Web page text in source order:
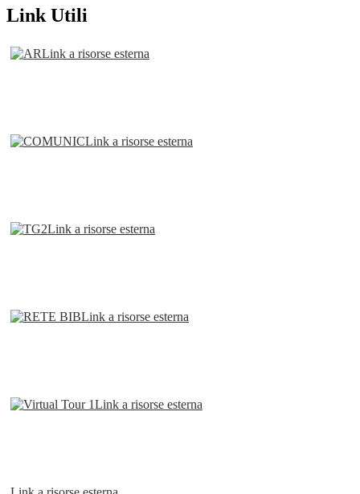
Link Utili
Link a risorse esterna
Link a risorse esterna
Link a risorse esterna
Link a risorse esterna
Link a risorse esterna